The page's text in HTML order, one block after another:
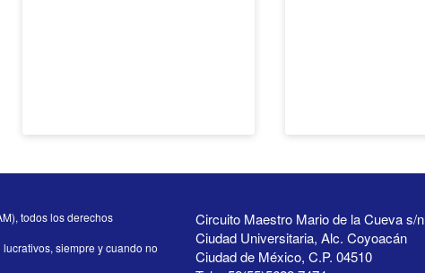
Circuito Maestro Mario de la Cueva s/n
Ciudad Universitaria, Alc. Coyoacán
Ciudad de México, C.P. 04510
todos los derechos
siempre y cuando no